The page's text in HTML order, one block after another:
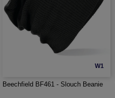
W1
Beechfield BF461 - Slouch Beanie